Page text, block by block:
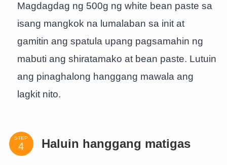
Magdagdag ng 500g ng white bean paste sa
isang mangkok na lumalaban sa init at
gamitin ang spatula upang pagsamahin ng
mabuti ang shiratamako at bean paste. Lutuin
ang pinaghalong hanggang mawala ang
lagkit nito.
STEP Haluin hanggang matigas